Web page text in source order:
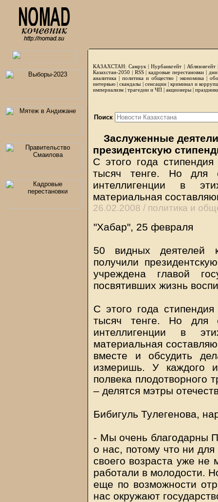
КАЗАХСТАН: Самрук |Нурбанкгейт | Аблязовгейт
Казахстан-2050 | RSS|кадровые перестановки|
аналитика | политика и общество | экономика |
интервью |скандалы | сенсации|криминал и
империализм | трагедии и ЧП | акционеры |
Поиск
Заслуженные
президентскую
С этого года
тысяч тенге. Но для
интеллигенции в
материальная
26.02.2008 / политика и
"Хабар", 25 февраля
50 видных деятелей
получили
учреждена главой
посвятивших жизнь
С этого года
тысяч тенге. Но для
интеллигенции в
материальная
вместе и обсудить
измеришь. У каждого
полвека плодотворного
– делятся мэтры
Бибигуль Тулегенова,
- Мы очень благодарны
о нас, потому что ни
своего возраста уже не
работали в молодости.
еще по возможности
нас окружают